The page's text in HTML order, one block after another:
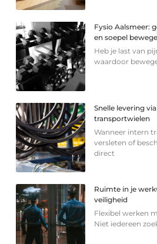
Fysio Aalsmeer:
en soepel
Heb je last van
waardoor
Snelle levering
transportwielen
Wanneer intern
versleten of
direct
Ruimte in je
veiligheid
Flexibel werken
Niet iedereen